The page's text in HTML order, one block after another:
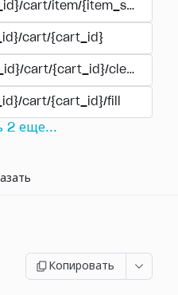
cart/item/{item_sku}
cart/{cart_id}
cart/{cart_id}/clear
cart/{cart_id}/fill
2 еще...
Копировать